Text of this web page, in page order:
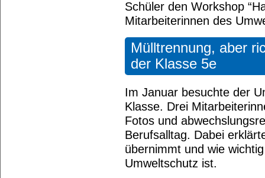
Schüler den Workshop
Mitarbeiterinnen des
Mülltrennung, aber
der Klasse 5e
Im Januar besuchte der
Klasse. Drei
Fotos und
Berufsalltag. Dabei
übernimmt und wie
Umweltschutz ist.